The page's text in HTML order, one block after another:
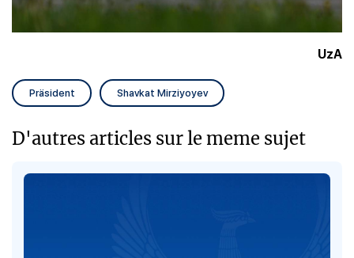
UzA
Präsident Shavkat Mirziyoyev
D'autres articles sur le meme sujet